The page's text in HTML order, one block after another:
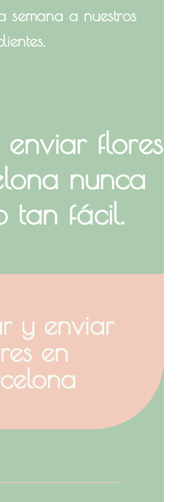
semana a nuestros
enviar flores
nunca
tan fácil.
y enviar
en